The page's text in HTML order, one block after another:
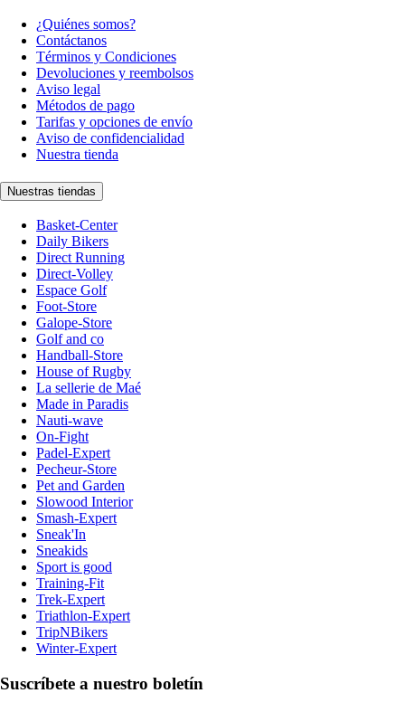
¿Quiénes somos?
Contáctanos
Términos y Condiciones
Devoluciones y reembolsos
Aviso legal
Métodos de pago
Tarifas y opciones de envío
Aviso de confidencialidad
Nuestra tienda
Nuestras tiendas
Basket-Center
Daily Bikers
Direct Running
Direct-Volley
Espace Golf
Foot-Store
Galope-Store
Golf and co
Handball-Store
House of Rugby
La sellerie de Maé
Made in Paradis
Nauti-wave
On-Fight
Padel-Expert
Pecheur-Store
Pet and Garden
Slowood Interior
Smash-Expert
Sneak'In
Sneakids
Sport is good
Training-Fit
Trek-Expert
Triathlon-Expert
TripNBikers
Winter-Expert
Suscríbete a nuestro boletín